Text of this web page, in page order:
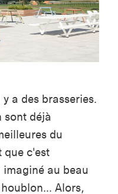
a des brasseries.
sont déjà
du
que c'est
au beau
Alors,